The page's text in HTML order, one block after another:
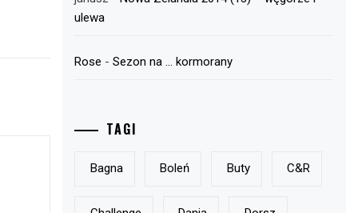
ulewa
Rose -Sezon na … kormorany
TAGI
Bagna Boleń Buty C&r